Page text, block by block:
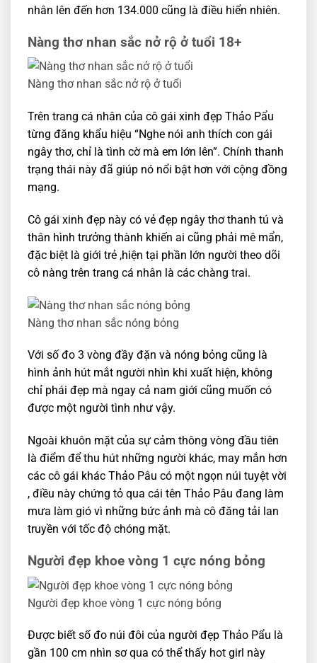
nhân lên đến hơn 134.000 cũng là điều hiển nhiên.
Nàng thơ nhan sắc nở rộ ở tuổi 18+
Nàng thơ nhan sắc nở rộ ở tuổi
Trên trang cá nhân của cô gái xinh đẹp Thảo Pẩu
từng đăng khẩu hiệu “Nghe nói anh thích con gái
ngây thơ, chỉ là tình cờ mà em lớn lên”. Chính thanh
trạng thái này đã giúp nó nổi bật hơn với cộng đồng
mạng.
Cô gái xinh đẹp này có vẻ đẹp ngây thơ thanh tú và
thân hình trưởng thành khiến ai cũng phải mê mẩn,
đặc biệt là giới trẻ ,hiện tại phần lớn người theo dõi
cô nàng trên trang cá nhân là các chàng trai.
Nàng thơ nhan sắc nóng bỏng
Với số đo 3 vòng đầy đặn và nóng bỏng cũng là
hình ảnh hút mắt người nhìn khi xuất hiện, không
chỉ phái đẹp mà ngay cả nam giới cũng muốn có
được một người tình như vậy.
Ngoài khuôn mặt của sự cảm thông vòng đầu tiên
là điểm để thu hút những người khác, may mắn hơn
các cô gái khác Thảo Pâu có một ngọn núi tuyệt vời
, điều này chứng tỏ qua cái tên Thảo Pâu đang làm
mưa làm gió vì những bức ảnh mà cô đăng tải lan
truyền với tốc độ chóng mặt.
Người đẹp khoe vòng 1 cực nóng bỏng
Người đẹp khoe vòng 1 cực nóng bỏng
Được biết số đo núi đôi của người đẹp Thảo Pẩu là
gần 100 cm nhìn sơ qua có thể thấy hot girl này